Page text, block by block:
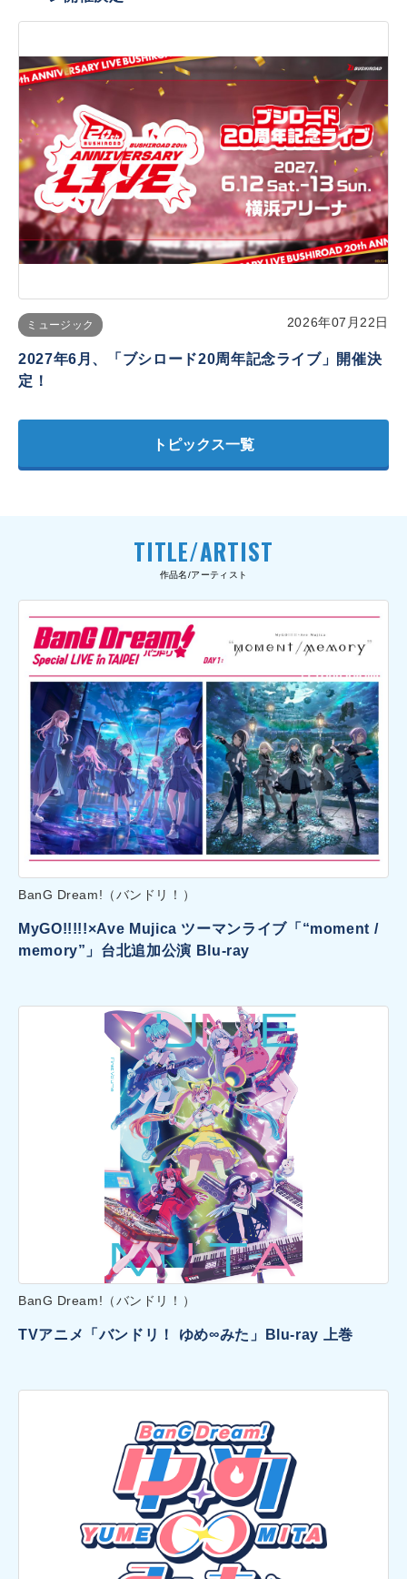
ミュージック 2026年07月22日
2027年6月、「ブシロード20周年記念ライブ」開催決
定！
トピックス一覧
TITLE/ARTIST
作品名/アーティスト
BanG Dream!（バンドリ！）
MyGO!!!!!×Ave Mujica ツーマンライブ「“moment /
memory”」台北追加公演 Blu-ray
BanG Dream!（バンドリ！）
TVアニメ「バンドリ！ ゆめ∞みた」Blu-ray 上巻